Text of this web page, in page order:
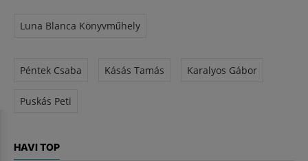
Luna Blanca Könyvműhely
Péntek Csaba Kásás Tamás Karalyos Gábor
Puskás Peti
HAVI TOP